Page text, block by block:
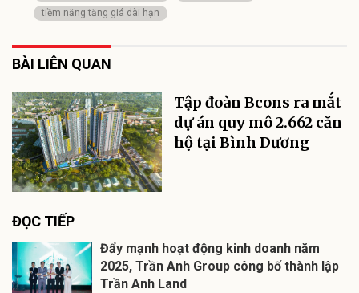
tiềm năng tăng giá dài hạn
BÀI LIÊN QUAN
Tập đoàn Bcons ra mắt
dự án quy mô 2.662 căn
hộ tại Bình Dương
ĐỌC TIẾP
Đẩy mạnh hoạt động kinh doanh năm
2025, Trần Anh Group công bố thành lập
Trần Anh Land